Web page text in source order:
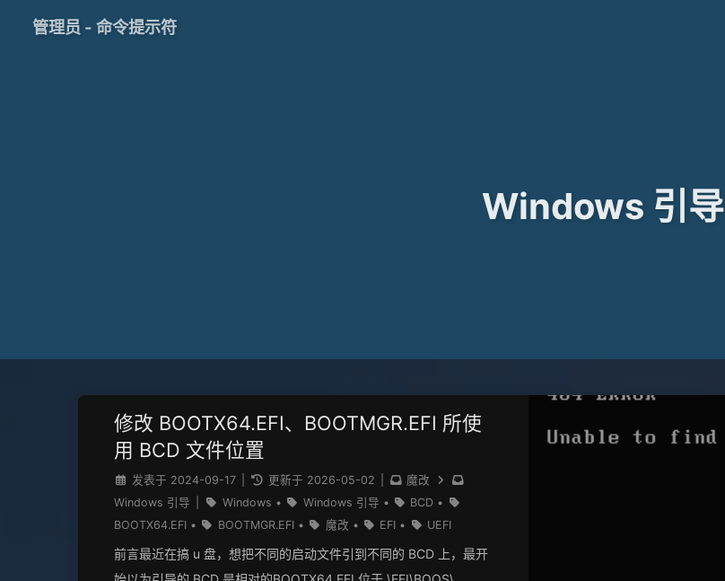
管理员 - 命令提示符
Windows 引导
修改 BOOTX64.EFI、BOOTMGR.EFI 所使
用 BCD 文件位置
发表于 2024-09-17 更新于 2026-05-02
魔改
Windows 引导
Windows • Windows 引导 • BCD •
BOOTX64.EFI • BOOTMGR.EFI • 魔改 • EFI • UEFI
前言最近在搞 u 盘，想把不同的启动文件引到不同的 BCD 上，最开